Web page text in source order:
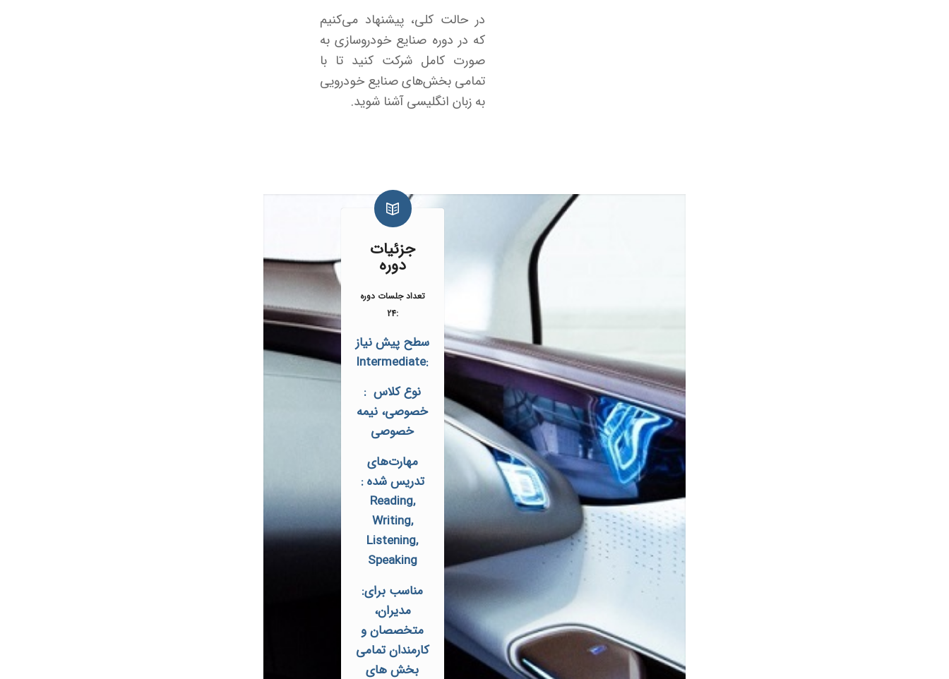
در حالت کلی، پیشنهاد می‌کنیم
که در دوره صنایع خودروسازی به
صورت کامل شرکت کنید تا با
تمامی بخش‌های صنایع خودرویی
به زبان انگلیسی آشنا شوید.
جزئیات
دوره
تعداد جلسات دوره
:24
سطح پیش نیاز
:Intermediate
نوع کلاس :
خصوصی، نیمه
خصوصی
مهارت‌های
تدریس شده :
Reading,
Writing,
Listening,
Speaking
مناسب برای:
مدیران،
متخصصان و
کارمندان تمامی
بخش های